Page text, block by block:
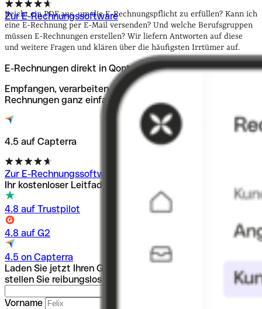
Zur E-Rechnungssoftware
Reicht ein PDF aus, um die E-Rechnungspflicht zu erfüllen? Kann ich
eine E-Rechnung per E-Mail versenden? Und welche Berufsgruppen
müssen E-Rechnungen erstellen? Wir liefern Antworten auf diese
und weitere Fragen und klären über die häufigsten Irrtümer auf.
E-Rechnungen direkt in Qonto
Empfangen, verarbeiten, visualisieren und speichern Sie E-
Rechnungen ganz einfach!
4.5 auf Capterra
Zur E-Rechnungssoftware
Ihr kostenloser Leitfaden für die E-Rechnung
4.8 auf Trustpilot
4.8 auf G2
4.5 on Capterra
Laden Sie jetzt Ihren Guide zur E-Rechnung herunter und
stellen Sie reibungslos auf elektronische Rechnungen um.
Vorname